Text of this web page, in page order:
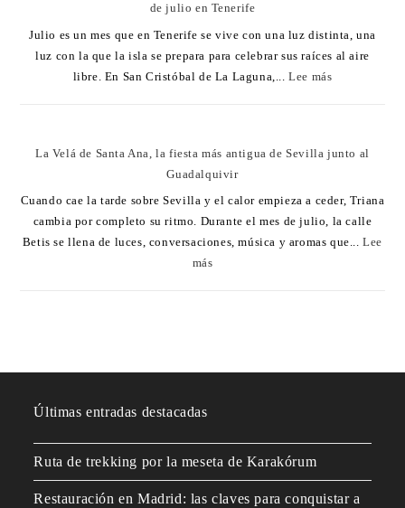
de julio en Tenerife
Julio es un mes que en Tenerife se vive con una luz distinta, una
luz con la que la isla se prepara para celebrar sus raíces al aire
libre. En San Cristóbal de La Laguna,...Lee más
La Velá de Santa Ana, la fiesta más antigua de Sevilla junto al
Guadalquivir
Cuando cae la tarde sobre Sevilla y el calor empieza a ceder, Triana
cambia por completo su ritmo. Durante el mes de julio, la calle
Betis se llena de luces, conversaciones, música y aromas que...Lee
más
Últimas entradas destacadas
Ruta de trekking por la meseta de Karakórum
Restauración en Madrid: las claves para conquistar a